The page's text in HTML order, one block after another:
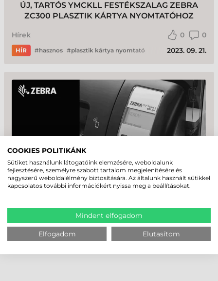
ÚJ, TARTÓS YMCKLL FESTÉKSZALAG ZEBRA
ZC300 PLASZTIK KÁRTYA NYOMTATÓHOZ
Hírek 0 0
HÍR hasznos plasztik kártya nyomtató 2023. 09. 21.
600 DPI-S MODELLEKKEL BŐVÜL A ZEBRA
ZXP9-ES KÁRTYANYOMTATÓ CSALÁD!
plasztik kártya nyomtató
COOKIES POLITIKÁNK
Sütiket használunk látogatóink elemzésére, weboldalunk
fejlesztésére, személyre szabott tartalom megjelenítésére és
nagyszerű weboldalélmény biztosítására. Az általunk használt sütikkel
kapcsolatos további információkért nyissa meg a beállításokat.
Mindent elfogadom
Elfogadom Elutasítom